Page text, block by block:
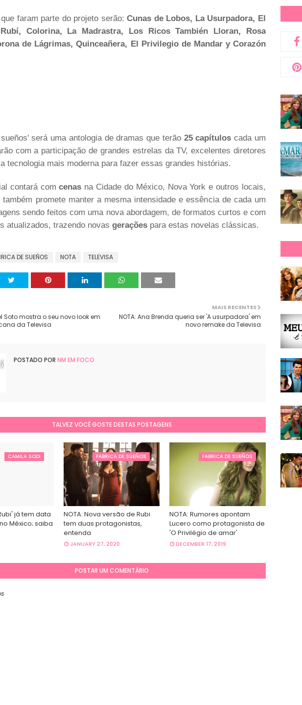
faram parte do projeto serão:Cunas de Lobos, La Usurpadora, El
Colorina, La Madrastra, Los Ricos También Lloran, Rosa
de Lágrimas, Quinceañera, El Privilegio de Mandar y Corazón
será uma antologia de dramas que terão25 capítulos cada um
com a participação de grandes estrelas da TV, excelentes diretores
tecnologia mais moderna para fazer essas grandes histórias.
contará comcenas na Cidade do México, Nova York e outros locais,
promete manter a mesma intensidade e essência de cada um
sendo feitos com uma nova abordagem, de formatos curtos e com
atualizados, trazendo novas gerações para estas novelas clássicas.
DE SUEÑOS NOTA TELEVISA
MAIS RECENTES
NOTA: Ana Brenda queria ser 'A usurpadora' em
novo remake da Televisa
Soto mostra o seu novo look em
da Televisa
POSTADO POR NM EM FOCO
TALVEZ VOCÊ GOSTE DESTAS POSTAGENS
CAMILA SODI
já tem data
México; saiba
FABRICA DE SUEÑOS
NOTA: Nova versão de Rubi
tem duas protagonistas,
entenda
JANUARY 27, 2020
FABRICA DE SUEÑOS
NOTA: Rumores apontam
Lucero como protagonista de
'O Privilégio de amar'
DECEMBER 17, 2019
POSTAR UM COMENTÁRIO